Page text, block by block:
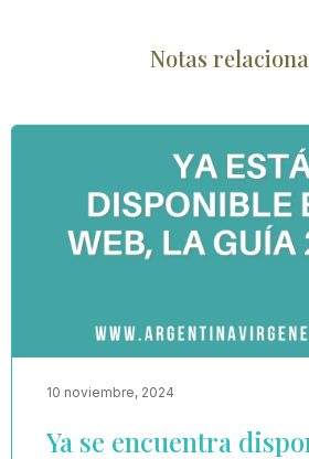
Notas
10 noviembre, 2024
Ya se encuentra